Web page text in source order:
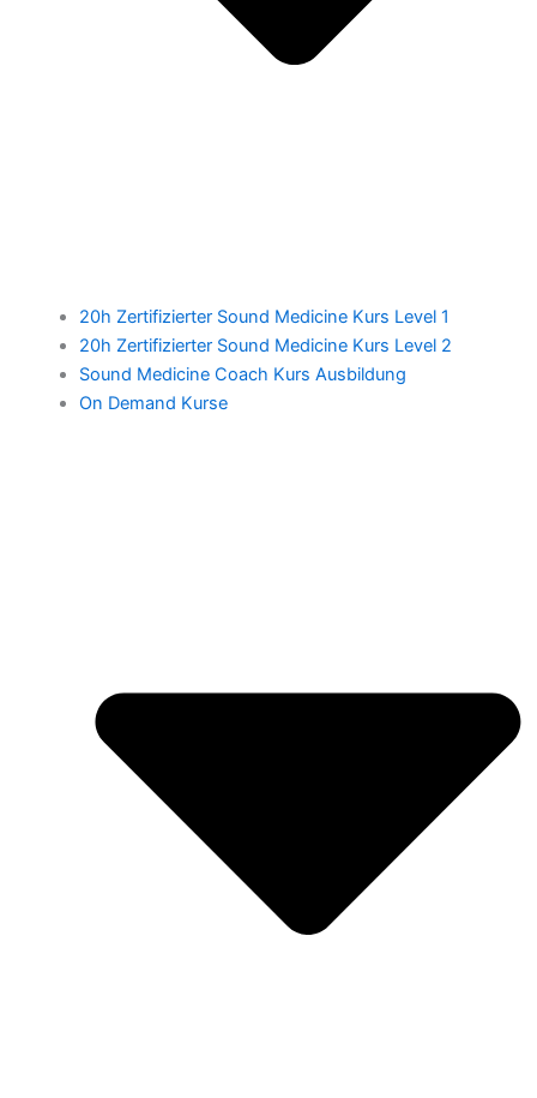
20h Zertifizierter Sound Medicine Kurs Level 1
20h Zertifizierter Sound Medicine Kurs Level 2
Sound Medicine Coach Kurs Ausbildung
On Demand Kurse